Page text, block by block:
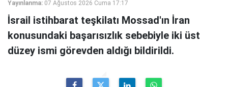
Yayınlanma: 07 Ağustos 2026 Cuma 17:17
İsrail istihbarat teşkilatı Mossad'ın İran
konusundaki başarısızlık sebebiyle iki üst
düzey ismi görevden aldığı bildirildi.